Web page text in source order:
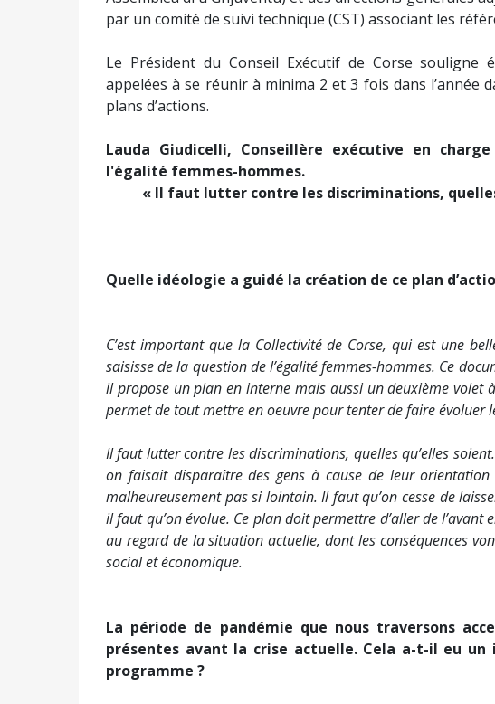
par un comité de suivi technique (CST) associant les
Le Président du Conseil Exécutif de Corse souligne
appelées à se réunir à minima 2 et 3 fois dans l’année
plans d’actions.
Lauda Giudicelli, Conseillère exécutive en
l'égalité femmes-hommes.
« Il faut lutter contre les discriminations, quelles
Quelle idéologie a guidé la création de ce plan
C’est important que la Collectivité de Corse, qui est une
saisisse de la question de l’égalité femmes-hommes. Ce
il propose un plan en interne mais aussi un deuxième volet
permet de tout mettre en oeuvre pour tenter de faire évoluer
Il faut lutter contre les discriminations, quelles qu’elles
on faisait disparaître des gens à cause de leur orientation
malheureusement pas si lointain. Il faut qu’on cesse de
il faut qu’on évolue. Ce plan doit permettre d’aller de
au regard de la situation actuelle, dont les conséquences
social et économique.
La période de pandémie que nous traversons
présentes avant la crise actuelle. Cela a-t-il eu
programme ?